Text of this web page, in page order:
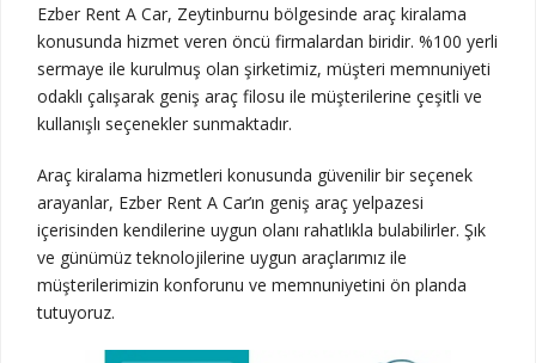
Ezber Rent A Car, Zeytinburnu bölgesinde araç kiralama
konusunda hizmet veren öncü firmalardan biridir. %100 yerli
sermaye ile kurulmuş olan şirketimiz, müşteri memnuniyeti
odaklı çalışarak geniş araç filosu ile müşterilerine çeşitli ve
kullanışlı seçenekler sunmaktadır.
Araç kiralama hizmetleri konusunda güvenilir bir seçenek
arayanlar, Ezber Rent A Car’ın geniş araç yelpazesi
içerisinden kendilerine uygun olanı rahatlıkla bulabilirler. Şık
ve günümüz teknolojilerine uygun araçlarımız ile
müşterilerimizin konforunu ve memnuniyetini ön planda
tutuyoruz.